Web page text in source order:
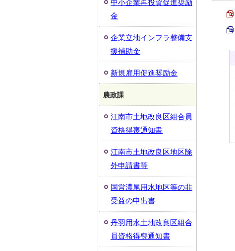
中小企業再投資促進奨励
金
企業立地インフラ整備支
援補助金
新規雇用促進奨励金
農政課
江南市土地改良区組合員
資格得喪通知書
江南市土地改良区地区除
外申請書等
国営濃尾用水地区等の非
受益の申出書
丹羽用水土地改良区組合
員資格得喪通知書